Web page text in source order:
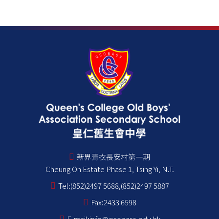
新界青衣長安村第一期
Cheung On Estate Phase 1, Tsing Yi, N.T.
Tel:(852)2497 5688,(852)2497 5887
Fax:2433 6598